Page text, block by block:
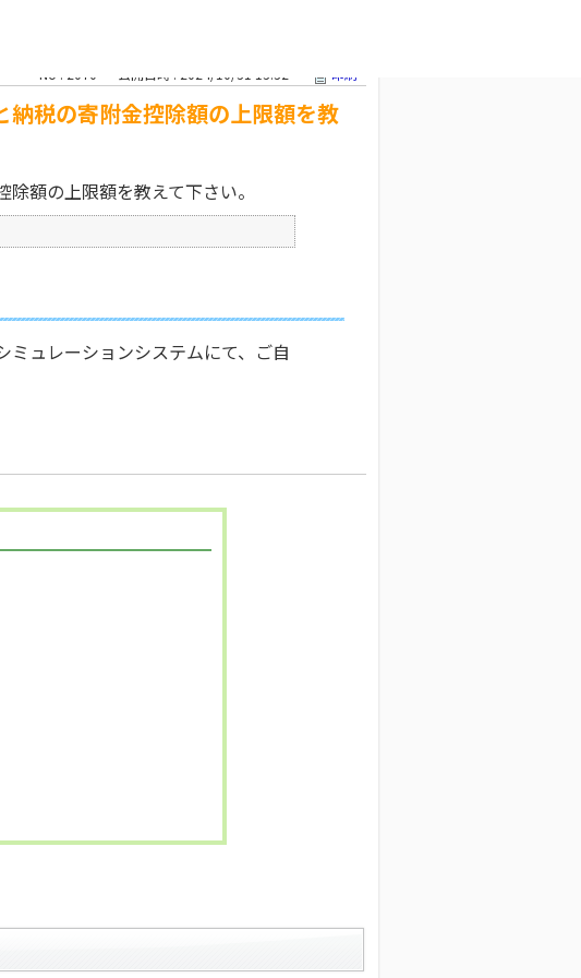
No : 2070 公開日時 : 2024/10/31 13:32 印刷
税の寄附金控除額の上限額を教
額の上限額を教えて下さい。
ュレーションシステムにて、ご自